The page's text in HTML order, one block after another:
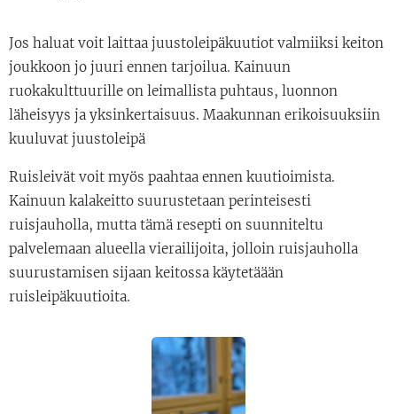
Jos haluat voit laittaa juustoleipäkuutiot valmiiksi keiton
joukkoon jo juuri ennen tarjoilua. Kainuun
ruokakulttuurille on leimallista puhtaus, luonnon
läheisyys ja yksinkertaisuus. Maakunnan erikoisuuksiin
kuuluvat juustoleipä
Ruisleivät voit myös paahtaa ennen kuutioimista.
Kainuun kalakeitto suurustetaan perinteisesti
ruisjauholla, mutta tämä resepti on suunniteltu
palvelemaan alueella vierailijoita, jolloin ruisjauholla
suurustamisen sijaan keitossa käytetäään
ruisleipäkuutioita.